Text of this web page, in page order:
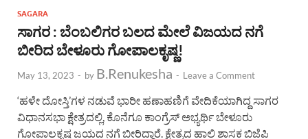
SAGARA
ಸಾಗರ : ಬೆಂಬಲಿಗರ ಬಲದ ಮೇಲೆ ವಿಜಯದ ನಗೆ
ಬೀರಿದ ಬೇಳೂರು ಗೋಪಾಲಕೃಷ್ಣ!
May 13, 2023 - by B.Renukesha - Leave a Comment
‘ಹಳೇ ದೋಸ್ತಿ’ಗಳ ನಡುವೆ ಭಾರೀ ಹಣಾಹಣಿಗೆ ವೇದಿಕೆಯಾಗಿದ್ದ ಸಾಗರ
ವಿಧಾನಸಭಾ ಕ್ಷೇತ್ರದಲ್ಲಿ, ಕೊನೆಗೂ ಕಾಂಗ್ರೆಸ್ ಅಭ್ಯರ್ಥಿ ಬೇಳೂರು
ಗೋಪಾಲಕೃಷ್ಣ ಜಯದ ನಗೆ ಬೀರಿದ್ದಾರೆ. ಕ್ಷೇತ್ರದ ಹಾಲಿ ಶಾಸಕ ಬಿಜೆಪಿ